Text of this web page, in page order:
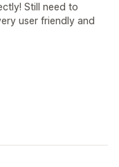
Still need to
user friendly and